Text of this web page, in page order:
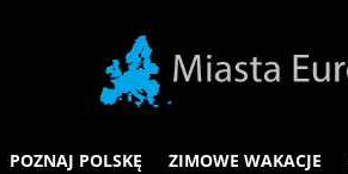
POZNAJ POLSKĘ ZIMOWE WAKACJE